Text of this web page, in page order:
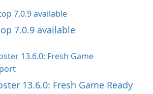
7.0.9 available
13.6.0: Fresh Game Ready